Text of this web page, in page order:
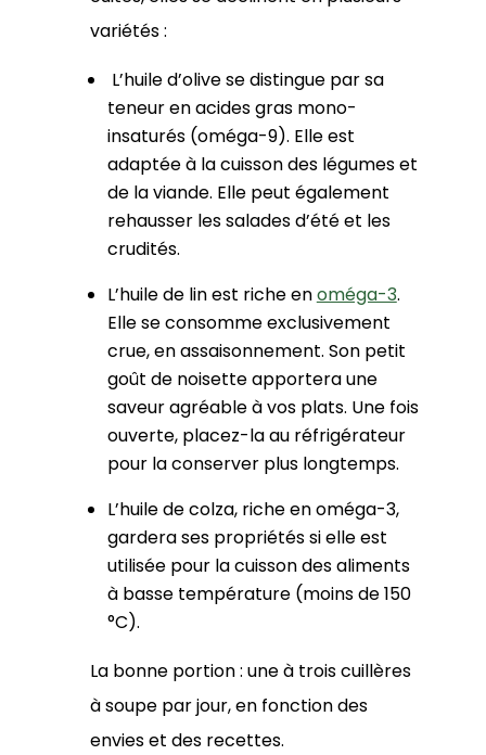
variétés :
L’huile d’olive se distingue par sa
teneur en acides gras mono-
insaturés (oméga-9). Elle est
adaptée à la cuisson des légumes et
de la viande. Elle peut également
rehausser les salades d’été et les
crudités.
L’huile de lin est riche enoméga-3.
Elle se consomme exclusivement
crue, en assaisonnement. Son petit
goût de noisette apportera une
saveur agréable à vos plats. Une fois
ouverte, placez-la au réfrigérateur
pour la conserver plus longtemps.
L’huile de colza, riche en oméga-3,
gardera ses propriétés si elle est
utilisée pour la cuisson des aliments
à basse température (moins de 150
°C).
La bonne portion : une à trois cuillères
à soupe par jour, en fonction des
envies et des recettes.